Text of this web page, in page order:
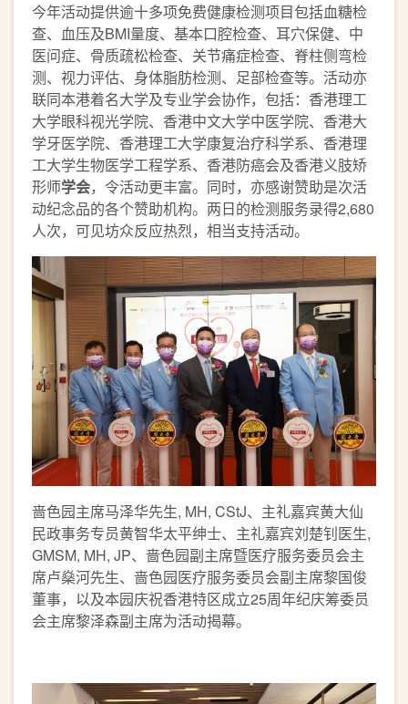
今年活动提供逾十多项免费健康检测项目包括血糖检
查、血压及BMI量度、基本口腔检查、耳穴保健、中
医问症、骨质疏松检查、关节痛症检查、脊柱侧弯检
测、视力评估、身体脂肪检测、足部检查等。活动亦
联同本港着名大学及专业学会协作，包括：香港理工
大学眼科视光学院、香港中文大学中医学院、香港大
学牙医学院、香港理工大学康复治疗科学系、香港理
工大学生物医学工程学系、香港防癌会及香港义肢矫
形师学会，令活动更丰富。同时，亦感谢赞助是次活
动纪念品的各个赞助机构。两日的检测服务录得2,680
人次，可见坊众反应热烈，相当支持活动。
啬色园主席马泽华先生, MH, CStJ、主礼嘉宾黄大仙
民政事务专员黄智华太平绅士、主礼嘉宾刘楚钊医生,
GMSM, MH, JP、啬色园副主席暨医疗服务委员会主
席卢燊河先生、啬色园医疗服务委员会副主席黎国俊
董事，以及本园庆祝香港特区成立25周年纪庆筹委员
会主席黎泽森副主席为活动揭幕。